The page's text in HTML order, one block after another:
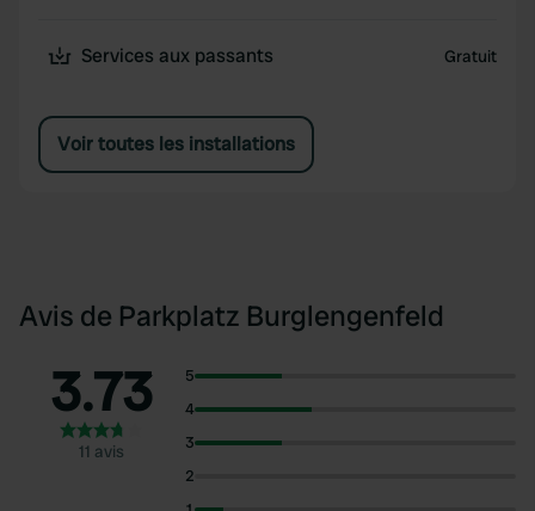
Services aux passants Gratuit
Voir toutes les installations
Avis de Parkplatz Burglengenfeld
3.73
11 avis
5
4
3
2